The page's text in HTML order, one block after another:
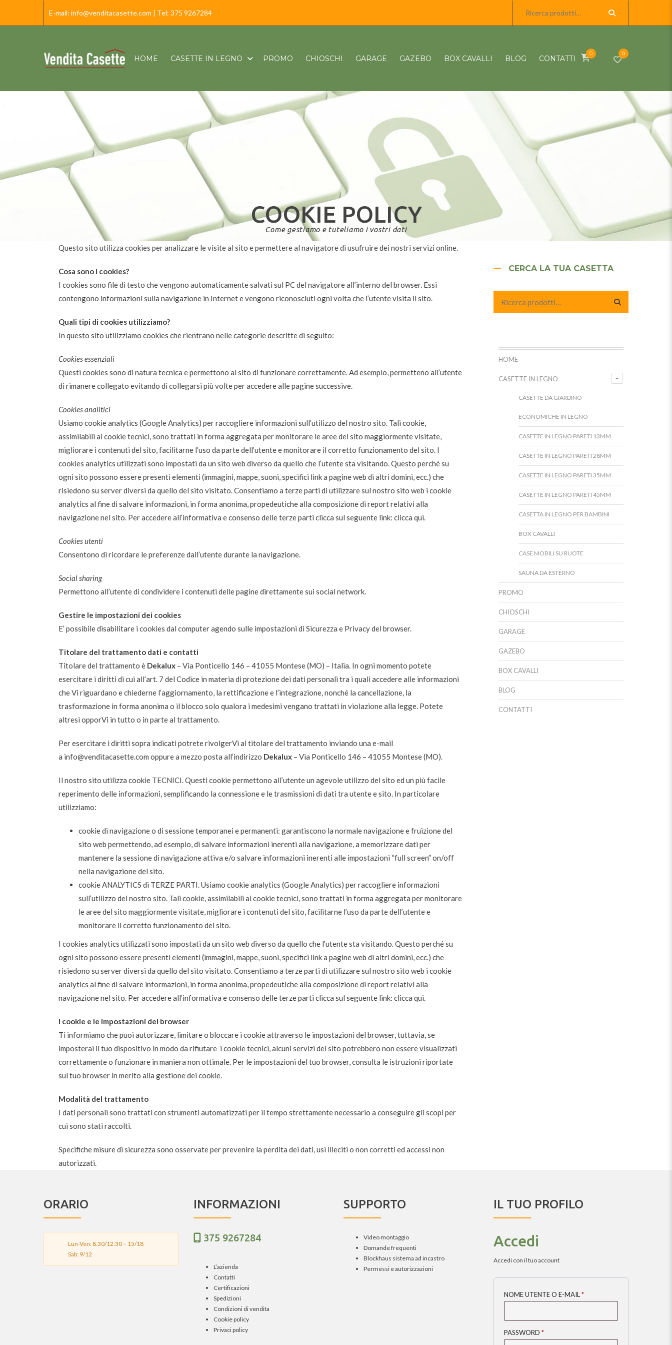
E-mail: info@venditacasette.com | Tel: 375 9267284
HOME CASETTE IN LEGNO PROMO CHIOSCHI GARAGE GAZEBO BOX CAVALLI BLOG CONTATTI
0 0
COOKIE POLICY
Come gestiamo e tuteliamo i vostri dati
Questo sito utilizza cookies per analizzare le visite al sito e permettere al navigatore di usufruire dei nostri servizi online.
Cosa sono i cookies?
I cookies sono file di testo che vengono automaticamente salvati sul PC del navigatore all’interno del browser. Essi
contengono informazioni sulla navigazione in Internet e vengono riconosciuti ogni volta che l’utente visita il sito.
Quali tipi di cookies utilizziamo?
In questo sito utilizziamo cookies che rientrano nelle categorie descritte di seguito:
Cookies essenziali
Questi cookies sono di natura tecnica e permettono al sito di funzionare correttamente. Ad esempio, permetteno all’utente
di rimanere collegato evitando di collegarsi più volte per accedere alle pagine successive.
Cookies analitici
Usiamo cookie analytics (Google Analytics​) per raccogliere informazioni sull’utilizzo del nostro sito. Tali cookie,
assimilabili ai cookie tecnici, sono trattati in forma aggregata per monitorare le aree del sito maggiormente visitate,
migliorare i contenuti del sito, facilitarne l’uso da parte dell’utente e monitorare il corretto funzionamento del sito. I
cookies analytics utilizzati sono impostati da un sito web diverso da quello che l’utente sta visitando. Questo perché su
ogni sito possono essere presenti elementi (immagini, mappe, suoni, specifici link a pagine web di altri domini, ecc.) che
risiedono su server diversi da quello del sito visitato. Consentiamo a terze parti di utilizzare sul nostro sito web i cookie
analytics al fine di salvare informazioni, in forma anonima, propedeutiche alla composizione di report relativi alla
navigazione nel sito. Per accedere all’informativa e consenso delle terze parti clicca sul seguente link: clicca qui.
Cookies utenti
Consentono di ricordare le preferenze dall’utente durante la navigazione.
Social sharing
Permettono all’utente di condividere i contenuti delle pagine direttamente sui social network.
Gestire le impostazioni dei cookies
E’ possibile disabilitare i cookies dal computer agendo sulle impostazioni di Sicurezza e Privacy del browser.
Titolare del trattamento dati e contatti
Titolare del trattamento è Dekalux – Via Ponticello 146 – 41055 Montese (MO) – Italia. In ogni momento potete
esercitare i diritti di cui all’art. 7 del Codice in materia di protezione dei dati personali tra i quali accedere alle informazioni
che Vi riguardano e chiederne l’aggiornamento, la rettificazione e l’integrazione, nonché la cancellazione, la
trasformazione in forma anonima o il blocco solo qualora i medesimi vengano trattati in violazione alla legge. Potete
altresì opporVi in tutto o in parte al trattamento.
Per esercitare i diritti sopra indicati potrete rivolgerVi al titolare del trattamento inviando una e-mail
a info@venditacasette.com oppure a mezzo posta all’indirizzo Dekalux – Via Ponticello 146 – 41055 Montese (MO).
Il nostro sito utilizza cookie TECNICI. Questi cookie permettono all’utente un agevole utilizzo del sito ed un più facile
reperimento delle informazioni, semplificando la connessione e le trasmissioni di dati tra utente e sito. In particolare
utilizziamo:
cookie di navigazione o di sessione temporanei e permanenti: garantiscono la normale navigazione e fruizione del
sito web permettendo, ad esempio, di salvare informazioni inerenti alla navigazione, a memorizzare dati per
mantenere la sessione di navigazione attiva e/o salvare informazioni inerenti alle impostazioni “full screen” on/off
nella navigazione del sito.
cookie ANALYTICS di TERZE PARTI. Usiamo cookie analytics (Google Analytics​) per raccogliere informazioni
sull’utilizzo del nostro sito. Tali cookie, assimilabili ai cookie tecnici, sono trattati in forma aggregata per monitorare
le aree del sito maggiormente visitate, migliorare i contenuti del sito, facilitarne l’uso da parte dell’utente e
monitorare il corretto funzionamento del sito.
I cookies analytics utilizzati sono impostati da un sito web diverso da quello che l’utente sta visitando. Questo perché su
ogni sito possono essere presenti elementi (immagini, mappe, suoni, specifici link a pagine web di altri domini, ecc.) che
risiedono su server diversi da quello del sito visitato. Consentiamo a terze parti di utilizzare sul nostro sito web i cookie
analytics al fine di salvare informazioni, in forma anonima, propedeutiche alla composizione di report relativi alla
navigazione nel sito. Per accedere all’informativa e consenso delle terze parti clicca sul seguente link: clicca qui.
I cookie e le impostazioni del browser
Ti informiamo che puoi autorizzare, limitare o bloccare i cookie attraverso le impostazioni del browser, tuttavia, se
imposterai il tuo dispositivo in modo da rifiutare i cookie tecnici, alcuni servizi del sito potrebbero non essere visualizzati
correttamente o funzionare in maniera non ottimale. Per le impostazioni del tuo browser, consulta le istruzioni riportate
sul tuo browser in merito alla gestione dei cookie.
Modalità del trattamento
I dati personali sono trattati con strumenti automatizzati per il tempo strettamente necessario a conseguire gli scopi per
cui sono stati raccolti.
Specifiche misure di sicurezza sono osservate per prevenire la perdita dei dati, usi illeciti o non corretti ed accessi non
autorizzati.
CERCA LA TUA CASETTA
HOME
CASETTE IN LEGNO
CASETTE DA GIARDINO
ECONOMICHE IN LEGNO
CASETTE IN LEGNO PARETI 13MM
CASETTE IN LEGNO PARETI 28MM
CASETTE IN LEGNO PARETI 35MM
CASETTE IN LEGNO PARETI 45MM
CASETTA IN LEGNO PER BAMBINI
BOX CAVALLI
CASE MOBILI SU RUOTE
SAUNA DA ESTERNO
PROMO
CHIOSCHI
GARAGE
GAZEBO
BOX CAVALLI
BLOG
CONTATTI
ORARIO
Lun-Ven: 8.30/12.30 – 15/18
Sab: 9/12
INFORMAZIONI
375 9267284
L’azienda
Contatti
Certificazioni
Spedizioni
Condizioni di vendita
Cookie policy
Privaci policy
SUPPORTO
Video montaggio
Domande frequenti
Blockhaus sistema ad incastro
Permessi e autorizzazioni
IL TUO PROFILO
Accedi
Accedi con il tuo account
NOME UTENTE O E-MAIL*
PASSWORD *